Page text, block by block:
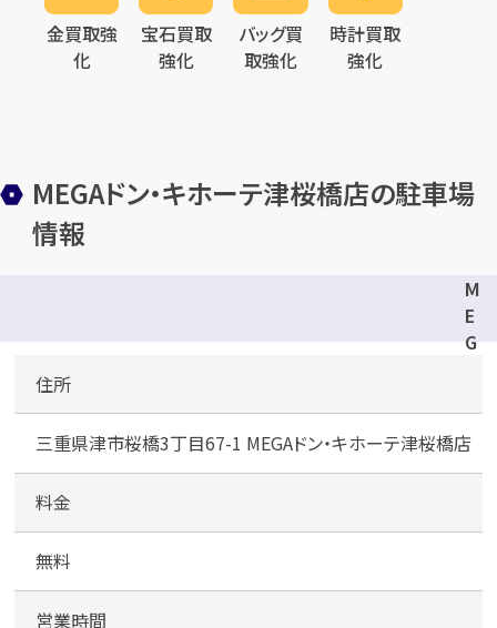
金買取強
化
宝石買取
強化
バッグ買
取強化
時計買取
強化
MEGAドン・キホーテ津桜橋店の駐車場
情報
M
E
G
ン
・
キ
ー
住所
三重県津市桜橋3丁目67-1 MEGAドン・キホーテ津桜橋店
料金
無料
営業時間